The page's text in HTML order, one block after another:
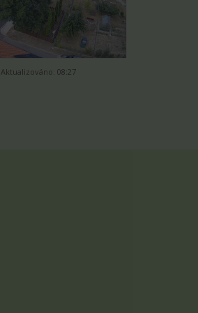
Aktualizováno: 08:27